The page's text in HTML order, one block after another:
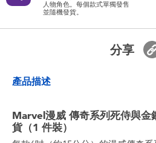
生活精品
人物角色。每個款式單獨發售
並隨機發貨。
分享
產品描述
Marvel漫威 傳奇系列死侍與金
貨（1 件裝）